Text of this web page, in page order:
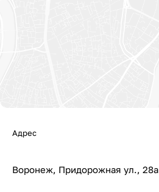
Адрес
Воронеж, Придорожная ул., 28а